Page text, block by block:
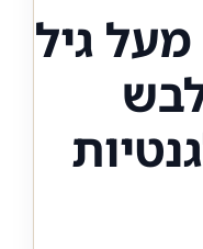
גיל